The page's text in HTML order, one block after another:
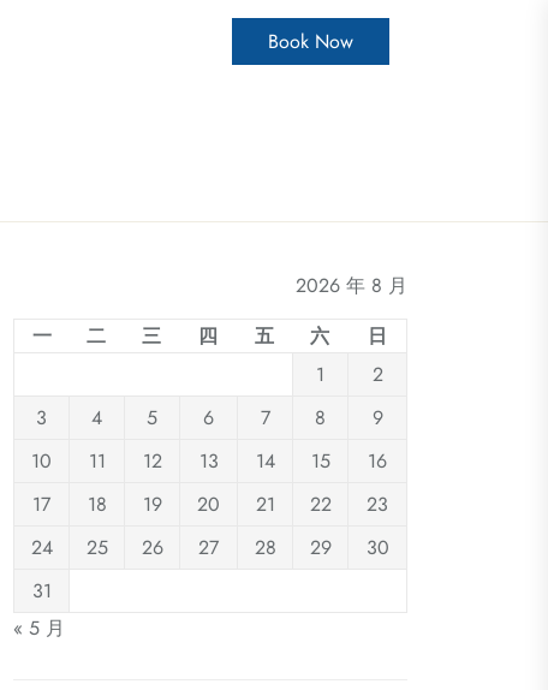
Book Now
2026 年 8 月
一
二 三 四 五 六
日
1
2
3
4 5 6 7 8
9
10
11 12 13 14 15
16
17
18 19 20 21 22
23
24
25 26 27 28 29
30
31
« 5 月